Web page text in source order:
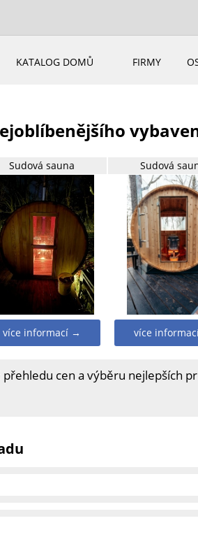
KATALOG DOMŮ FIRMY
Sudová sauna
více informací →
Sudová
více
cen a výběru nejlepších